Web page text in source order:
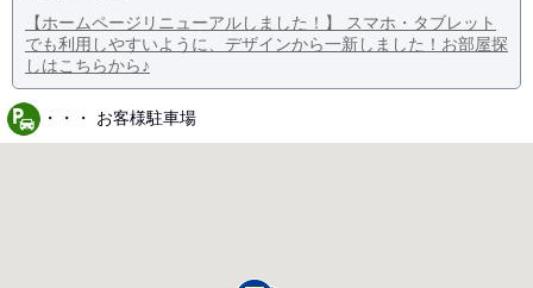
【ホームページリニューアルしました！】 スマホ・タブレット
でも利用しやすいように、デザインから一新しました！お部屋探
しはこちらから♪
・・・ お客様駐車場